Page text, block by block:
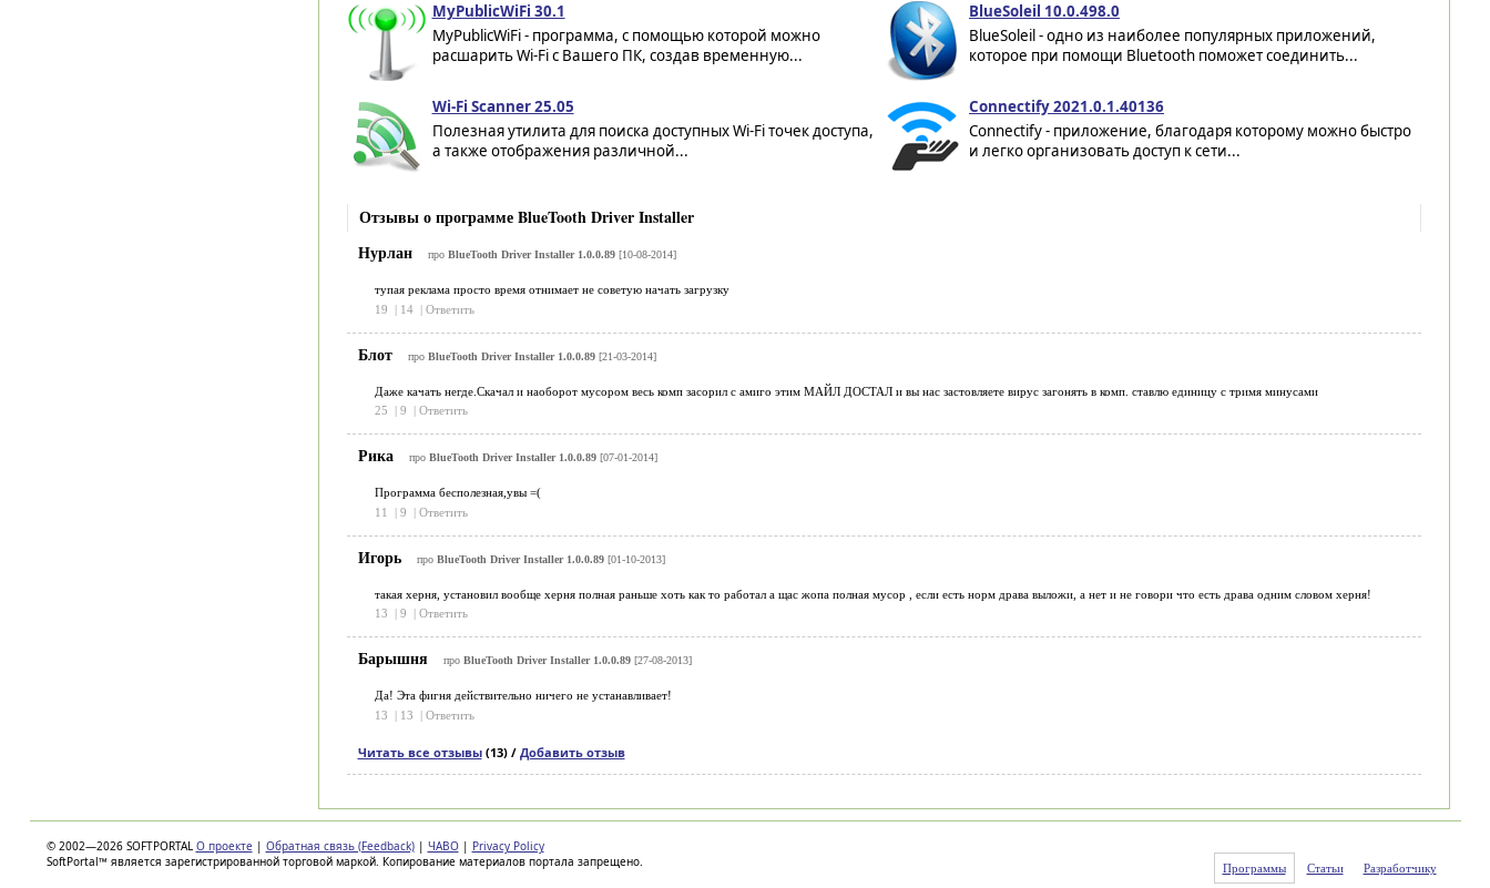
MyPublicWiFi 30.1
MyPublicWiFi - программа, с помощью которой можно
расшарить Wi-Fi с Вашего ПК, создав временную...
BlueSoleil 10.0.498.0
BlueSoleil - одно из наиболее популярных приложений,
которое при помощи Bluetooth поможет соединить...
Wi-Fi Scanner 25.05
Полезная утилита для поиска доступных Wi-Fi точек доступа,
а также отображения различной...
Connectify 2021.0.1.40136
Connectify - приложение, благодаря которому можно быстро
и легко организовать доступ к сети...
Отзывы о программе BlueTooth Driver Installer
Нурлан
про BlueTooth Driver Installer 1.0.0.89[10-08-2014]
тупая реклама просто время отнимает не советую начать загрузку
19
| 14 | Ответить
Блот про BlueTooth Driver Installer 1.0.0.89[21-03-2014]
Даже качать негде.Скачал и наоборот мусором весь комп засорил с амиго этим МАЙЛ ДОСТАЛ и вы нас застовляете вирус загонять в комп. ставлю единицу с тримя минусами
25
| 9 | Ответить
Рика про BlueTooth Driver Installer 1.0.0.89[07-01-2014]
Программа бесполезная,увы =(
11
| 9 | Ответить
Игорь про BlueTooth Driver Installer 1.0.0.89[01-10-2013]
такая херня, установил вообще херня полная раньше хоть как то работал а щас жопа полная мусор , если есть норм драва выложи, а нет и не говори что есть драва одним словом херня!
13
| 9 | Ответить
Барышня про BlueTooth Driver Installer 1.0.0.89[27-08-2013]
Да! Эта фигня действительно ничего не устанавливает!
13
| 13 | Ответить
Читать все отзывы(13) / Добавить отзыв
© 2002—2026 SOFTPORTAL О проекте | Обратная связь (Feedback) | ЧАВО | Privacy Policy
SoftPortal™ является зарегистрированной торговой маркой. Копирование материалов портала запрещено.
Программы Статьи Разработчику